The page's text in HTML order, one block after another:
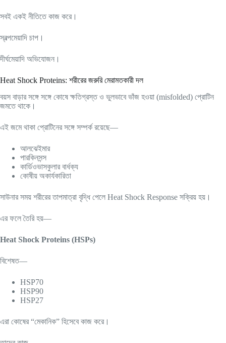
সবই একই নীতিতে কাজ করে।
স্বল্পমেয়াদি চাপ।
দীর্ঘমেয়াদি অভিযোজন।
Heat Shock Proteins: শরীরের জরুরি মেরামতকারী দল
বয়স বাড়ার সঙ্গে সঙ্গে কোষে ক্ষতিগ্রস্ত ও ভুলভাবে ভাঁজ হওয়া (misfolded) প্রোটিন
জমতে থাকে।
এই জমে থাকা প্রোটিনের সঙ্গে সম্পর্ক রয়েছে—
আলঝেইমার
পারকিনসন্স
কার্ডিওভাসকুলার বার্ধক্য
কোষীয় অকার্যকারিতা
সাউনার সময় শরীরের তাপমাত্রা বৃদ্ধি পেলে Heat Shock Response সক্রিয় হয়।
এর ফলে তৈরি হয়—
Heat Shock Proteins (HSPs)
বিশেষত—
HSP70
HSP90
HSP27
এরা কোষের “মেকানিক” হিসেবে কাজ করে।